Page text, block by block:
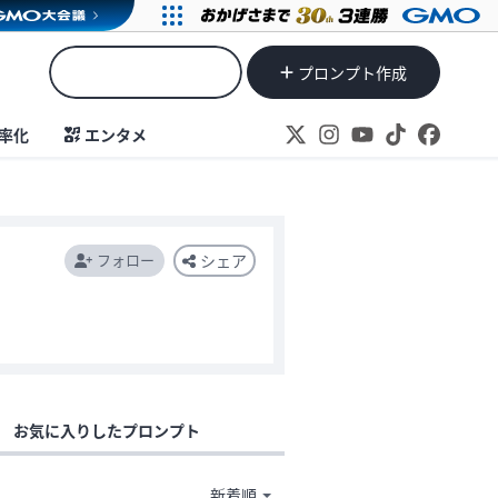
プロンプト作成
化 エンタメ
フォロー シェア
お気に入りしたプロンプト